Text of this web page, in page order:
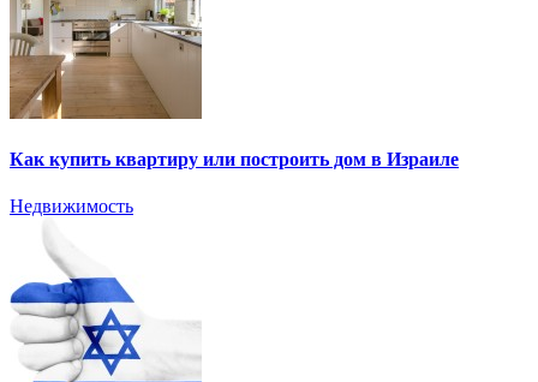
Как купить квартиру или построить дом в Израиле
Недвижимость